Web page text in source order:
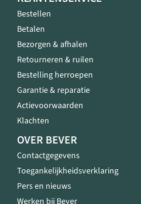
Bestellen
Betalen
Bezorgen & afhalen
Retourneren & ruilen
Bestelling herroepen
Garantie & reparatie
Actievoorwaarden
Klachten
OVER BEVER
Contactgegevens
Toegankelijkheidsverklaring
Pers en nieuws
Werken bij Bever